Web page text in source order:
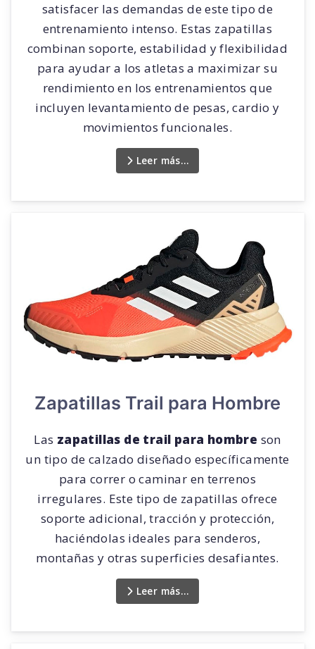
satisfacer las demandas de este tipo de
entrenamiento intenso. Estas zapatillas
combinan soporte, estabilidad y flexibilidad
para ayudar a los atletas a maximizar su
rendimiento en los entrenamientos que
incluyen levantamiento de pesas, cardio y
movimientos funcionales.
Leer más…
Zapatillas Trail para Hombre
Las zapatillas de trail para hombre son
un tipo de calzado diseñado específicamente
para correr o caminar en terrenos
irregulares. Este tipo de zapatillas ofrece
soporte adicional, tracción y protección,
haciéndolas ideales para senderos,
montañas y otras superficies desafiantes.
Leer más…